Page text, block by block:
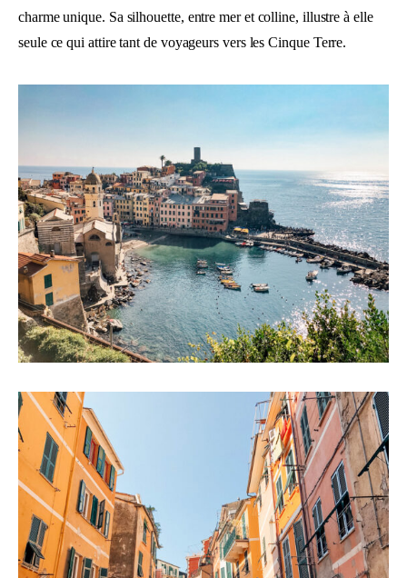
charme unique. Sa silhouette, entre mer et colline, illustre à elle
seule ce qui attire tant de voyageurs vers les Cinque Terre.